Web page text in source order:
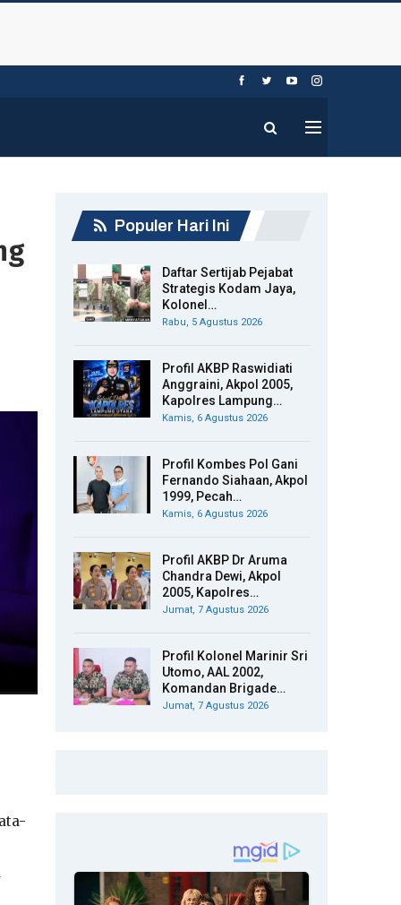
Populer Hari Ini
Daftar Sertijab Pejabat
Strategis Kodam Jaya,
Kolonel…
Rabu, 5 Agustus 2026
Profil AKBP Raswidiati
Anggraini, Akpol 2005,
Kapolres Lampung…
Kamis, 6 Agustus 2026
Profil Kombes Pol Gani
Fernando Siahaan, Akpol
1999, Pecah…
Kamis, 6 Agustus 2026
Profil AKBP Dr Aruma
Chandra Dewi, Akpol
2005, Kapolres…
Jumat, 7 Agustus 2026
Profil Kolonel Marinir Sri
Utomo, AAL 2002,
Komandan Brigade…
Jumat, 7 Agustus 2026